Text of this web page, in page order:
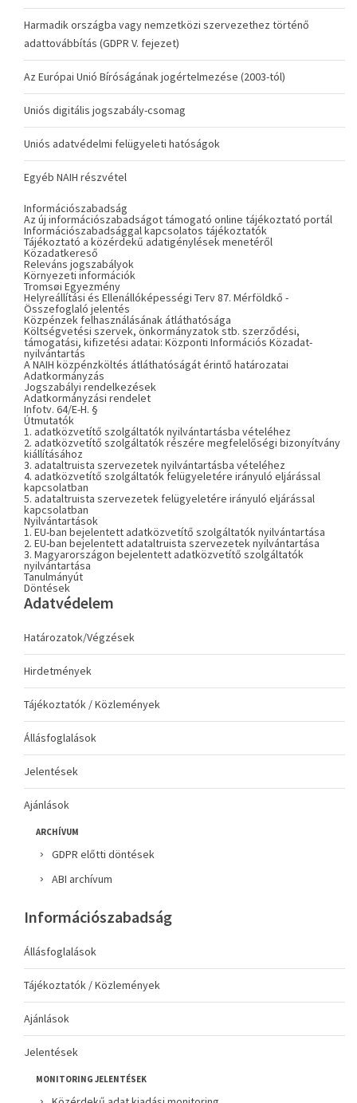
Harmadik országba vagy nemzetközi szervezethez történő
adattovábbítás (GDPR V. fejezet)
Az Európai Unió Bíróságának jogértelmezése (2003-tól)
Uniós digitális jogszabály-csomag
Uniós adatvédelmi felügyeleti hatóságok
Egyéb NAIH részvétel
Információszabadság
Az új információszabadságot támogató online tájékoztató portál
Információszabadsággal kapcsolatos tájékoztatók
Tájékoztató a közérdekű adatigénylések menetéről
Közadatkereső
Releváns jogszabályok
Környezeti információk
Tromsøi Egyezmény
Helyreállítási és Ellenállóképességi Terv 87. Mérföldkő -
Összefoglaló jelentés
Közpénzek felhasználásának átláthatósága
Költségvetési szervek, önkormányzatok stb. szerződési,
támogatási, kifizetési adatai: Központi Információs Közadat-
nyilvántartás
A NAIH közpénzköltés átláthatóságát érintő határozatai
Adatkormányzás
Jogszabályi rendelkezések
Adatkormányzási rendelet
Infotv. 64/E-H. §
Útmutatók
1. adatközvetítő szolgáltatók nyilvántartásba vételéhez
2. adatközvetítő szolgáltatók részére megfelelőségi bizonyítvány
kiállításához
3. adataltruista szervezetek nyilvántartásba vételéhez
4. adatközvetítő szolgáltatók felügyeletére irányuló eljárással
kapcsolatban
5. adataltruista szervezetek felügyeletére irányuló eljárással
kapcsolatban
Nyilvántartások
1. EU-ban bejelentett adatközvetítő szolgáltatók nyilvántartása
2. EU-ban bejelentett adataltruista szervezetek nyilvántartása
3. Magyarországon bejelentett adatközvetítő szolgáltatók
nyilvántartása
Tanulmányút
Döntések
Adatvédelem
Határozatok/Végzések
Hirdetmények
Tájékoztatók / Közlemények
Állásfoglalások
Jelentések
Ajánlások
ARCHÍVUM
GDPR előtti döntések
ABI archívum
Információszabadság
Állásfoglalások
Tájékoztatók / Közlemények
Ajánlások
Jelentések
MONITORING JELENTÉSEK